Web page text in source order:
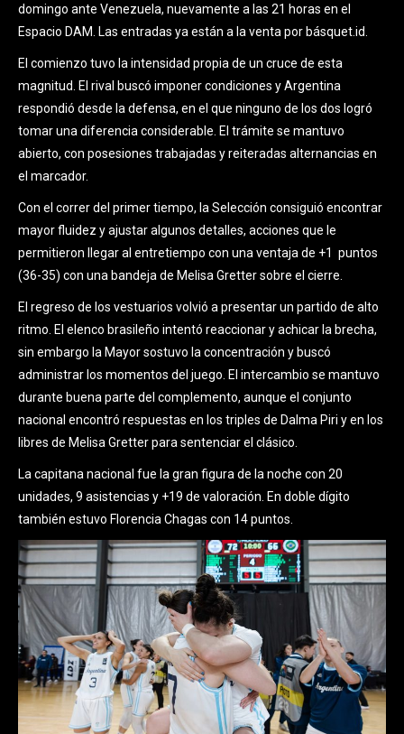
domingo ante Venezuela, nuevamente a las 21 horas en el
Espacio DAM. Las entradas ya están a la venta por básquet.id.
El comienzo tuvo la intensidad propia de un cruce de esta
magnitud. El rival buscó imponer condiciones y Argentina
respondió desde la defensa, en el que ninguno de los dos logró
tomar una diferencia considerable. El trámite se mantuvo
abierto, con posesiones trabajadas y reiteradas alternancias en
el marcador.
Con el correr del primer tiempo, la Selección consiguió encontrar
mayor fluidez y ajustar algunos detalles, acciones que le
permitieron llegar al entretiempo con una ventaja de +1 puntos
(36-35) con una bandeja de Melisa Gretter sobre el cierre.
El regreso de los vestuarios volvió a presentar un partido de alto
ritmo. El elenco brasileño intentó reaccionar y achicar la brecha,
sin embargo la Mayor sostuvo la concentración y buscó
administrar los momentos del juego. El intercambio se mantuvo
durante buena parte del complemento, aunque el conjunto
nacional encontró respuestas en los triples de Dalma Piri y en los
libres de Melisa Gretter para sentenciar el clásico.
La capitana nacional fue la gran figura de la noche con 20
unidades, 9 asistencias y +19 de valoración. En doble dígito
también estuvo Florencia Chagas con 14 puntos.